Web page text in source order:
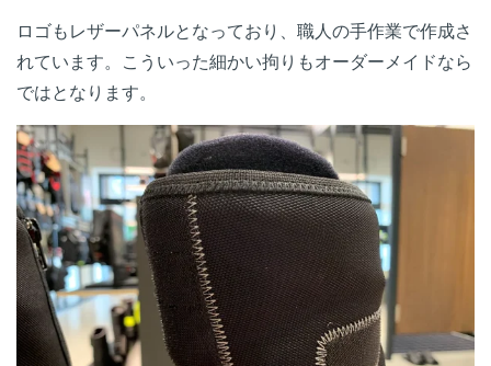
ロゴもレザーパネルとなっており、職人の手作業で作成さ
れています。こういった細かい拘りもオーダーメイドなら
ではとなります。